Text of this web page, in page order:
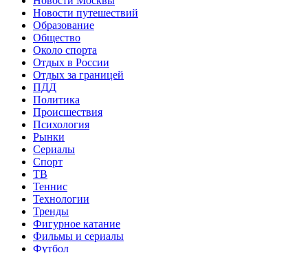
Новости путешествий
Образование
Общество
Около спорта
Отдых в России
Отдых за границей
ПДД
Политика
Происшествия
Психология
Рынки
Сериалы
Спорт
ТВ
Теннис
Технологии
Тренды
Фигурное катание
Фильмы и сериалы
Футбол